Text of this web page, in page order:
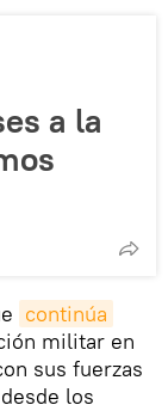
a la
continúa
militar en
sus fuerzas
los